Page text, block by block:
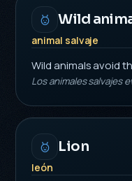
Wild
animal salvaje
Wild animals avoid
Los animales salvajes
Lion
león